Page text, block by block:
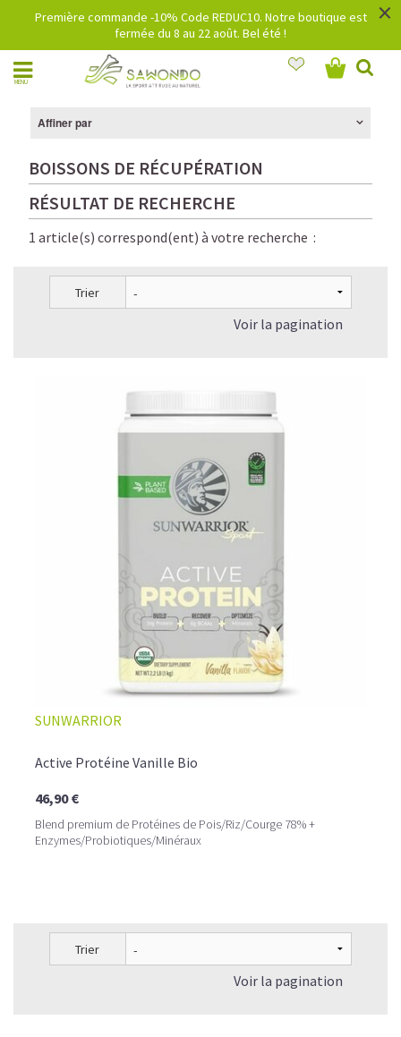
Première commande -10% Code REDUC10. Notre boutique est
fermée du 8 au 22 août. Bel été !
×
MENU
Affiner par
BOISSONS DE RÉCUPÉRATION
RÉSULTAT DE RECHERCHE
1 article(s) correspond(ent) à votre recherche :
Trier
Voir la pagination
SUNWARRIOR
Active Protéine Vanille Bio
46,90 €
Blend premium de Protéines de Pois/Riz/Courge 78% +
Enzymes/Probiotiques/Minéraux
Trier
Voir la pagination